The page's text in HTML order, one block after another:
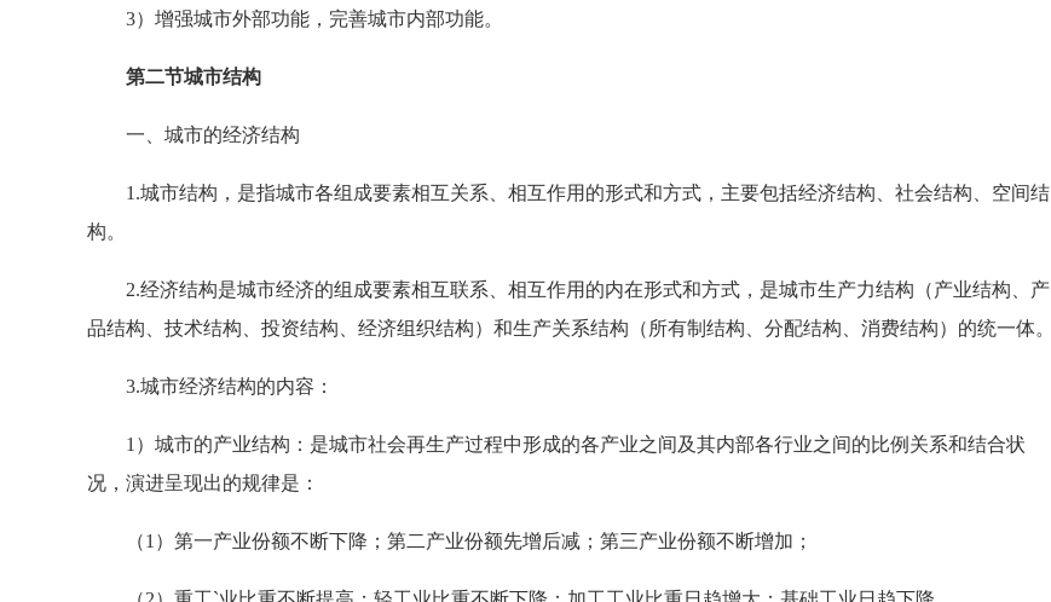
3）增强城市外部功能，完善城市内部功能。
第二节城市结构
一、城市的经济结构
1.城市结构，是指城市各组成要素相互关系、相互作用的形式和方式，主要包括经济结构、社会结构、空间结
构。
2.经济结构是城市经济的组成要素相互联系、相互作用的内在形式和方式，是城市生产力结构（产业结构、产
品结构、技术结构、投资结构、经济组织结构）和生产关系结构（所有制结构、分配结构、消费结构）的统一体。
3.城市经济结构的内容：
1）城市的产业结构：是城市社会再生产过程中形成的各产业之间及其内部各行业之间的比例关系和结合状
况，演进呈现出的规律是：
（1）第一产业份额不断下降；第二产业份额先增后减；第三产业份额不断增加；